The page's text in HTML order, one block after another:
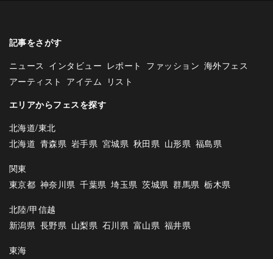
記事をさがす
ニュース インタビュー レポート ファッション 海外フェス
アーティスト アイテム リスト
エリアからフェスを探す
北海道/東北
北海道 青森県 岩手県 宮城県 秋田県 山形県 福島県
関東
東京都 神奈川県 千葉県 埼玉県 茨城県 群馬県 栃木県
北陸/甲信越
新潟県 長野県 山梨県 石川県 富山県 福井県
東海